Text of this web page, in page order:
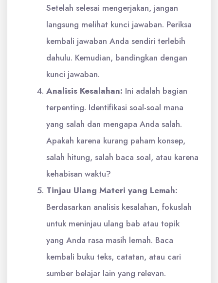
Setelah selesai mengerjakan, jangan
langsung melihat kunci jawaban. Periksa
kembali jawaban Anda sendiri terlebih
dahulu. Kemudian, bandingkan dengan
kunci jawaban.
Analisis Kesalahan: Ini adalah bagian
terpenting. Identifikasi soal-soal mana
yang salah dan mengapa Anda salah.
Apakah karena kurang paham konsep,
salah hitung, salah baca soal, atau karena
kehabisan waktu?
Tinjau Ulang Materi yang Lemah:
Berdasarkan analisis kesalahan, fokuslah
untuk meninjau ulang bab atau topik
yang Anda rasa masih lemah. Baca
kembali buku teks, catatan, atau cari
sumber belajar lain yang relevan.